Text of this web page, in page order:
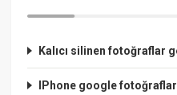
Kalıcı silinen fotoğraflar
IPhone google